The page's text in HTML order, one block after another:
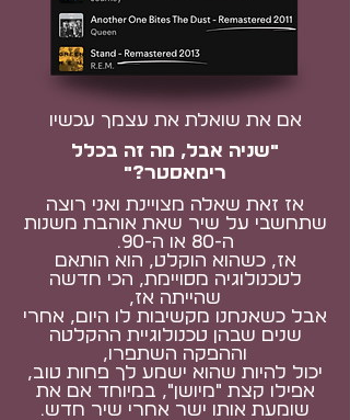
אם את שואלת את עצמך עכשיו
״שניה אבל, מה זה בכלל
רימאסטר?״
אז זאת שאלה מצויינת ואני רוצה
שתחשבי על שיר שאת אוהבת משנות
ה-80 או ה-90.
אז, כשהוא הוקלט, הוא הותאם
לטכנולוגיה מסויימת, הכי חדשה
שהייתה אז,
אבל כשאנחנו מקשיבות לו היום, אחרי
שנים שבהן טכנולוגיית ההקלטה
וההפקה השתפרו,
יכול להיות שהוא ישמע לך פחות טוב,
אפילו קצת "מיושן", במיוחד אם את
שומעת אותו ישר אחרי שיר חדש.